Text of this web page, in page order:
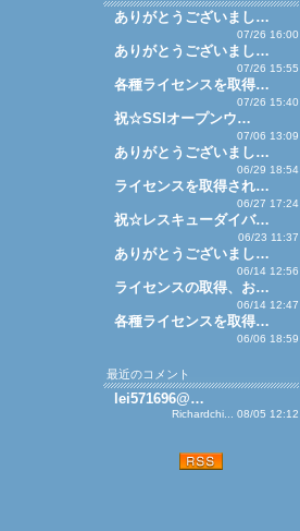
ありがとうございまし…
07/26 16:00
ありがとうございまし…
07/26 15:55
各種ライセンスを取得…
07/26 15:40
祝☆SSIオープンウ…
07/06 13:09
ありがとうございまし…
06/29 18:54
ライセンスを取得され…
06/27 17:24
祝☆レスキューダイバ…
06/23 11:37
ありがとうございまし…
06/14 12:56
ライセンスの取得、お…
06/14 12:47
各種ライセンスを取得…
06/06 18:59
最近のコメント
lei571696@…
Richardchi... 08/05 12:12